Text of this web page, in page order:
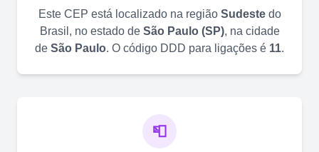
Este CEP está localizado na região Sudestedo
Brasil, no estado de São Paulo(SP), na cidade
de São Paulo. O código DDD para ligações é 11.
📮